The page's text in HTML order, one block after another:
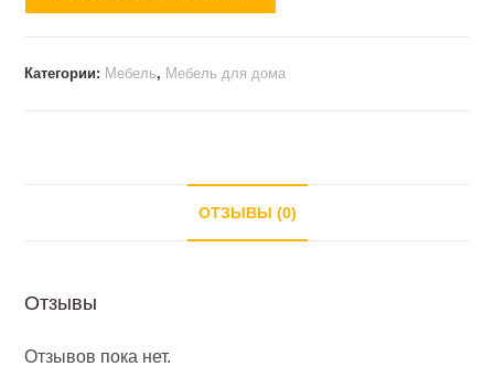
зеркалом
Категории: Мебель, Мебель для дома
ОТЗЫВЫ (0)
Отзывы
Отзывов пока нет.